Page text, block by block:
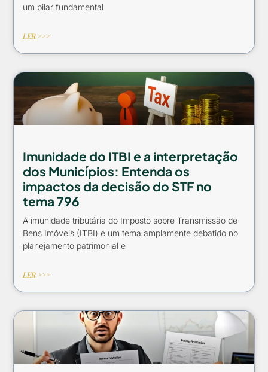
um pilar fundamental
LER >>>
Imunidade do ITBI e a interpretação
dos Municípios: Entenda os
impactos da decisão do STF no
tema 796
A imunidade tributária do Imposto sobre Transmissão de
Bens Imóveis (ITBI) é um tema amplamente debatido no
planejamento patrimonial e
LER >>>